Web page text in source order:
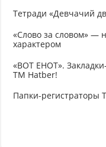
Тетради «Девчачий
«Слово за словом» —
характером
«ВОТ ЕНОТ».
ТМ Hatber!
Папки-регистраторы